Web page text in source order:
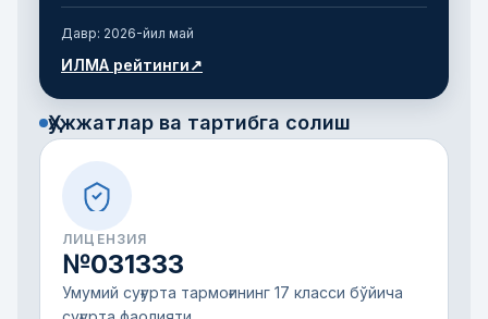
Давр: 2026-йил май
ИЛМА рейтинги↗
Ҳужжатлар ва тартибга солиш
ЛИЦЕНЗИЯ
№031333
Умумий суғурта тармоғининг 17 класси бўйича